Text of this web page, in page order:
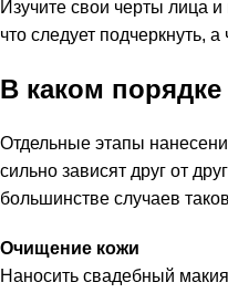
Изучите свои черты лица
что следует подчеркнуть,
В каком
Отдельные этапы
сильно зависят друг от
большинстве случаев
Очищение кожи
Наносить свадебный